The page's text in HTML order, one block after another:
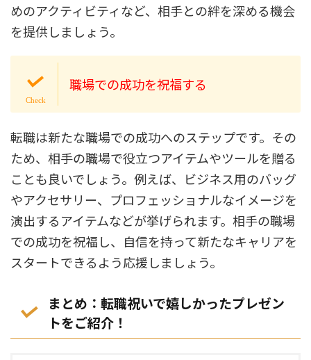
めのアクティビティなど、相手との絆を深める機会
を提供しましょう。
職場での成功を祝福する
転職は新たな職場での成功へのステップです。その
ため、相手の職場で役立つアイテムやツールを贈る
ことも良いでしょう。例えば、ビジネス用のバッグ
やアクセサリー、プロフェッショナルなイメージを
演出するアイテムなどが挙げられます。相手の職場
での成功を祝福し、自信を持って新たなキャリアを
スタートできるよう応援しましょう。
まとめ：転職祝いで嬉しかったプレゼン
トをご紹介！